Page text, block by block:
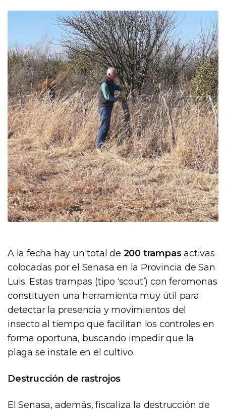
A la fecha hay un total de 200 trampasactivas
colocadas por el Senasa en la Provincia de San
Luis. Estas trampas (tipo ‘scout’) con feromonas
constituyen una herramienta muy útil para
detectar la presencia y movimientos del
insecto al tiempo que facilitan los controles en
forma oportuna, buscando impedir que la
plaga se instale en el cultivo.
Destrucción de rastrojos
El Senasa, además, fiscaliza la destrucción de